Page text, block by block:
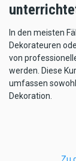
In den meisten
Dekorateuren
von
werden. Diese
umfassen
Dekoration.